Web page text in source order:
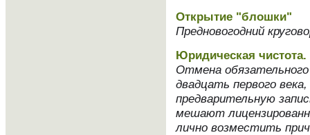
Открытие "блошки"
Предновогодний
Юридическая
Отмена
двадцать первого
предварительную
мешают
лично возместить